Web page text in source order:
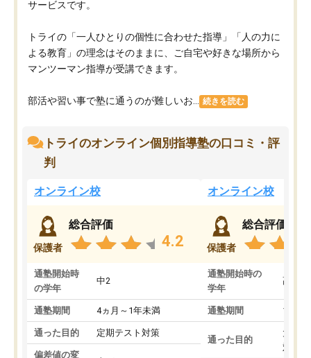
サービスです。
トライの「一人ひとりの個性に合わせた指導」「人の力に
よる教育」の理念はそのままに、ご自宅や好きな場所から
マンツーマン指導が受講できます。
部活や習い事で塾に通うのが難しいお... 続きを読む
トライのオンライン個別指導塾の口コミ・評
判
オンライン校
保護者
総合評価
4.2
通塾開始時
の学年
中2
通塾期間 4ヵ月～1年未満
通った目的 定期テスト対策
偏差値の変
オンライン校
保護者
総合評価
通塾開始時の
学年
高3
通塾期間 1～3
通った目的
大学
対策